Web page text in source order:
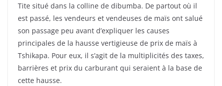
Tite situé dans la colline de dibumba. De partout où il
est passé, les vendeurs et vendeuses de maïs ont salué
son passage peu avant d’expliquer les causes
principales de la hausse vertigieuse de prix de maïs à
Tshikapa. Pour eux, il s’agit de la multiplicités des taxes,
barrières et prix du carburant qui seraient à la base de
cette hausse.